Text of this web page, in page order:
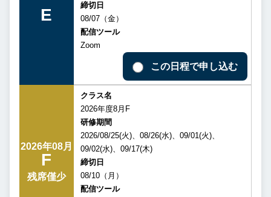
E
締切日
08/07（金）
配信ツール
Zoom
この日程で申し込む
2026年08月
F
残席僅少
クラス名
2026年度8月F
研修期間
2026/08/25(火)、08/26(水)、09/01(火)、
09/02(水)、09/17(木)
締切日
08/10（月）
配信ツール